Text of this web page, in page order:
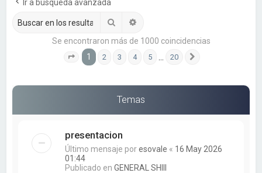
Ir a búsqueda avanzada
Buscar
Se encontraron más de 1000 coincidencias
Página 1de 20
1 2 3 4 5 20
Temas
presentacion
Último mensaje poresovale « 16 May 2026
01:44
Publicado enGENERAL SHIII